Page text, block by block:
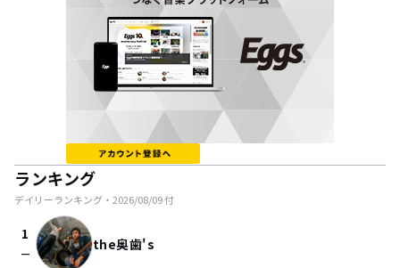
ランキング
デイリーランキング・ 2026/08/09付
1
check_indeterminate_small the奥歯's